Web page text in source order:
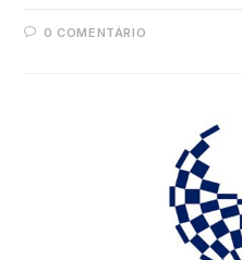
0 COMENTÁRIO